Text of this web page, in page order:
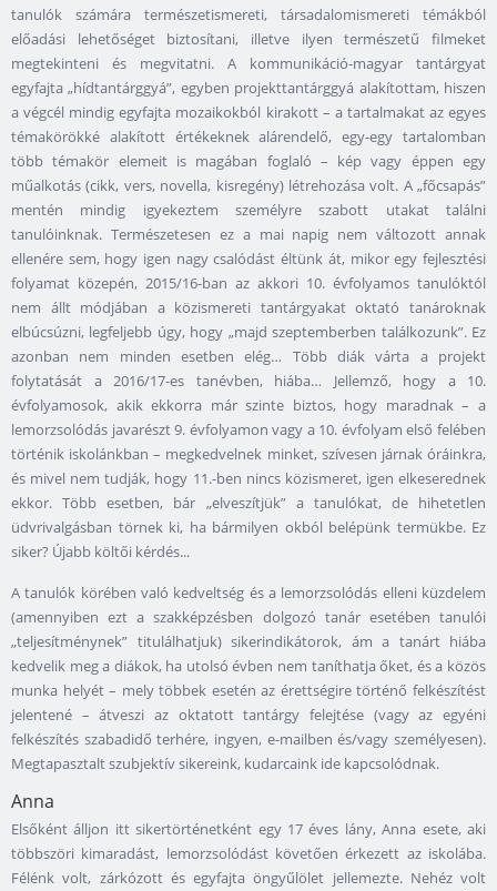
tanulók számára természetismereti, társadalomismereti témákból
előadási lehetőséget biztosítani, illetve ilyen természetű filmeket
megtekinteni és megvitatni. A kommunikáció-magyar tantárgyat
egyfajta „hídtantárggyá”, egyben projekttantárggyá alakítottam, hiszen
a végcél mindig egyfajta mozaikokból kirakott – a tartalmakat az egyes
témakörökké alakított értékeknek alárendelő, egy-egy tartalomban
több témakör elemeit is magában foglaló – kép vagy éppen egy
műalkotás (cikk, vers, novella, kisregény) létrehozása volt. A „főcsapás”
mentén mindig igyekeztem személyre szabott utakat találni
tanulóinknak. Természetesen ez a mai napig nem változott annak
ellenére sem, hogy igen nagy csalódást éltünk át, mikor egy fejlesztési
folyamat közepén, 2015/16-ban az akkori 10. évfolyamos tanulóktól
nem állt módjában a közismereti tantárgyakat oktató tanároknak
elbúcsúzni, legfeljebb úgy, hogy „majd szeptemberben találkozunk”. Ez
azonban nem minden esetben elég… Több diák várta a projekt
folytatását a 2016/17-es tanévben, hiába… Jellemző, hogy a 10.
évfolyamosok, akik ekkorra már szinte biztos, hogy maradnak – a
lemorzsolódás javarészt 9. évfolyamon vagy a 10. évfolyam első felében
történik iskolánkban – megkedvelnek minket, szívesen járnak óráinkra,
és mivel nem tudják, hogy 11.-ben nincs közismeret, igen elkeserednek
ekkor. Több esetben, bár „elveszítjük” a tanulókat, de hihetetlen
üdvrivalgásban törnek ki, ha bármilyen okból belépünk termükbe. Ez
siker? Újabb költői kérdés...
A tanulók körében való kedveltség és a lemorzsolódás elleni küzdelem
(amennyiben ezt a szakképzésben dolgozó tanár esetében tanulói
„teljesítménynek” titulálhatjuk) sikerindikátorok, ám a tanárt hiába
kedvelik meg a diákok, ha utolsó évben nem taníthatja őket, és a közös
munka helyét – mely többek esetén az érettségire történő felkészítést
jelentené – átveszi az oktatott tantárgy felejtése (vagy az egyéni
felkészítés szabadidő terhére, ingyen, e-mailben és/vagy személyesen).
Megtapasztalt szubjektív sikereink, kudarcaink ide kapcsolódnak.
Anna
Elsőként álljon itt sikertörténetként egy 17 éves lány, Anna esete, aki
többszöri kimaradást, lemorzsolódást követően érkezett az iskolába.
Félénk volt, zárkózott és egyfajta öngyűlölet jellemezte. Nehéz volt